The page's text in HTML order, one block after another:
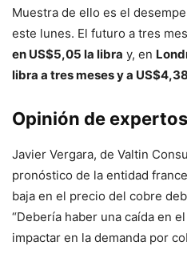
Muestra de ello es el
este lunes. El futuro a tres
en US$5,05 la libra y, en
libra a tres meses y a
Opinión de expertos
Javier Vergara, de Valtin
pronóstico de la entidad
baja en el precio del cobre
“Debería haber una caída en
impactar en la demanda por